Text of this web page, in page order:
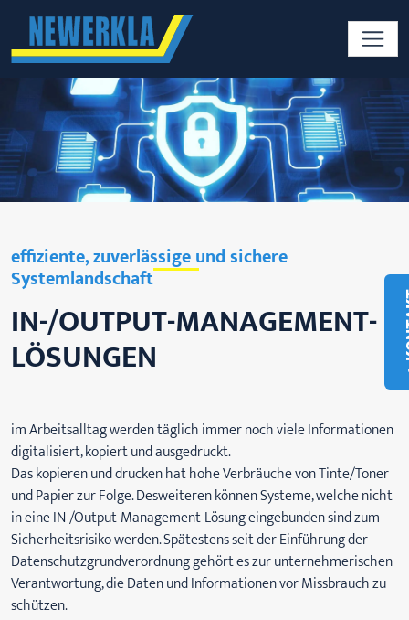
effiziente, zuverlässige und sichere
Systemlandschaft
IN-/OUTPUT-MANAGEMENT-
LÖSUNGEN
im Arbeitsalltag werden täglich immer noch viele Informationen
digitalisiert, kopiert und ausgedruckt.
Das kopieren und drucken hat hohe Verbräuche von Tinte/Toner
und Papier zur Folge. Desweiteren können Systeme, welche nicht
in eine IN-/Output-Management-Lösung eingebunden sind zum
Sicherheitsrisiko werden. Spätestens seit der Einführung der
Datenschutzgrundverordnung gehört es zur unternehmerischen
Verantwortung, die Daten und Informationen vor Missbrauch zu
schützen.